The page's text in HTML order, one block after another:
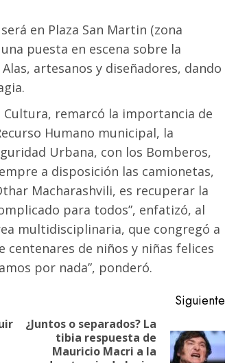
en Plaza San Martin (zona
puesta en escena sobre la
artesanos y diseñadores, dando
Cultura, remarcó la importancia de
Humano municipal, la
Urbana, con los Bomberos,
a disposición las camionetas,
Macharashvili, es recuperar la
para todos”, enfatizó, al
multidisciplinaria, que congregó a
centenares de niños y niñas felices
por nada”, ponderó.
Siguiente
Siguiente
¿Juntos o separados? La
tibia respuesta de
Mauricio Macri a la